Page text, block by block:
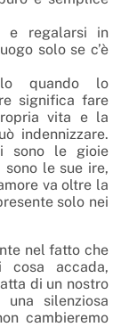
e regalarsi in
solo se c’è
quando lo
significa fare
vita e la
indennizzare.
sono le gioie
le sue ire,
va oltre la
solo nei
nel fatto che
cosa accada,
di un nostro
una silenziosa
cambieremo